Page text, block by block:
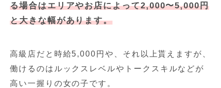
る場合はエリアやお店によって2,000〜5,000円
と大きな幅があります。
高級店だと時給5,000円や、それ以上貰えますが、
働けるのはルックスレベルやトークスキルなどが
高い一握りの女の子です。